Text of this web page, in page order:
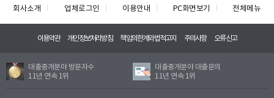
회사소개 업체로그인 이용안내 PC화면보기 전체메뉴
이용약관 개인정보처리방침 책임의한계와법적고지 주의사항 오류신고
대출중개분야 방문자수
11년 연속 1위
대출중개분야 대출문의
11년 연속 1위